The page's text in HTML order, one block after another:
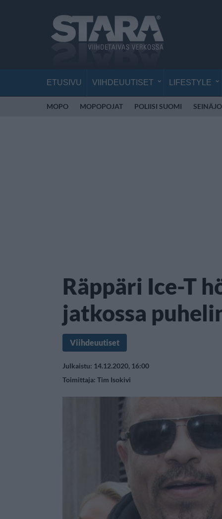
ETUSIVU VIIHDEUUTISET LIFESTYLE
MOPO MOPOPOJAT POLIISI SUOMI
Räppäri Ice-T
jatkossa
Viihdeuutiset
Julkaistu: 14.12.2020, 16:00
Toimittaja: Tim Isokivi